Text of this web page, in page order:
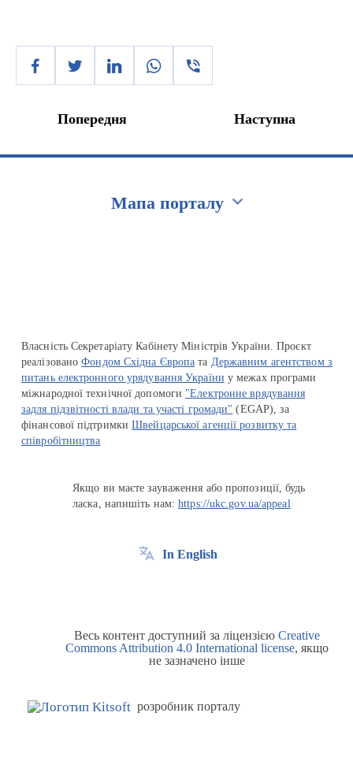
Попередня Наступна
Мапа порталу
Власність Секретаріату Кабінету Міністрів України. Проєкт
реалізованоФондом Східна Європа та Державним агентством з
питань електронного урядування України у межах програми
міжнародної технічної допомоги "Електронне врядування
задля підзвітності влади та участі громади" (EGAP), за
фінансової підтримкиШвейцарської агенції розвитку та
співробітництва
Якщо ви маєте зауваження або пропозиції, будь
ласка, напишіть нам:https://ukc.gov.ua/appeal
In English
Весь контент доступний за ліцензією Creative
Commons Attribution 4.0 International license, якщо
не зазначено інше
розробник порталу